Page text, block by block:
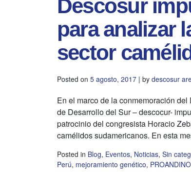
Descosur
para analizar
sector
Posted on 5 agosto, 2017 | by descosur
En el marco de la conmemoración
de Desarrollo del Sur – descocur-
patrocinio del congresista Horacio
camélidos sudamericanos. En esta
Posted in Blog, Eventos, Noticias, Sin
Perú, mejoramiento genético, PROANDINO